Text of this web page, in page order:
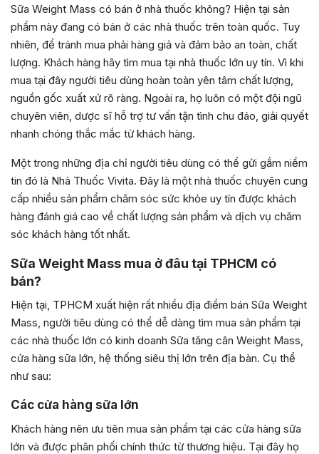
Sữa Weight Mass có bán ở nhà thuốc không? Hiện tại sản
phẩm này đang có bán ở các nhà thuốc trên toàn quốc. Tuy
nhiên, để tránh mua phải hàng giả và đảm bảo an toàn, chất
lượng. Khách hàng hãy tìm mua tại nhà thuốc lớn uy tín. Vì khi
mua tại đây người tiêu dùng hoàn toàn yên tâm chất lượng,
nguồn gốc xuất xứ rõ ràng. Ngoài ra, họ luôn có một đội ngũ
chuyên viên, dược sĩ hỗ trợ tư vấn tận tình chu đáo, giải quyết
nhanh chóng thắc mắc từ khách hàng.
Một trong những địa chỉ người tiêu dùng có thể gửi gắm niềm
tin đó là Nhà Thuốc Vivita. Đây là một nhà thuốc chuyên cung
cấp nhiều sản phẩm chăm sóc sức khỏe uy tín được khách
hàng đánh giá cao về chất lượng sản phẩm và dịch vụ chăm
sóc khách hàng tốt nhất.
Sữa Weight Mass mua ở đâu tại TPHCM có
bán?
Hiện tại, TPHCM xuất hiện rất nhiều địa điểm bán Sữa Weight
Mass, người tiêu dùng có thể dễ dàng tìm mua sản phẩm tại
các nhà thuốc lớn có kinh doanh Sữa tăng cân Weight Mass,
cửa hàng sữa lớn, hệ thống siêu thị lớn trên địa bàn. Cụ thể
như sau:
Các cửa hàng sữa lớn
Khách hàng nên ưu tiên mua sản phẩm tại các cửa hàng sữa
lớn và được phân phối chính thức từ thương hiệu. Tại đây họ